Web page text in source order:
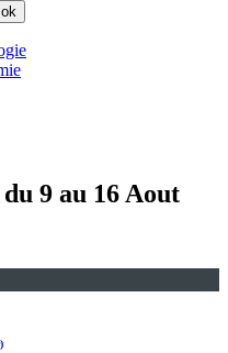
9 au 16 Aout